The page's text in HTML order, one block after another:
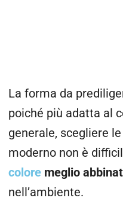
La forma da
poiché più adatta al
generale, scegliere le
moderno non è
colore meglio
nell’ambiente.